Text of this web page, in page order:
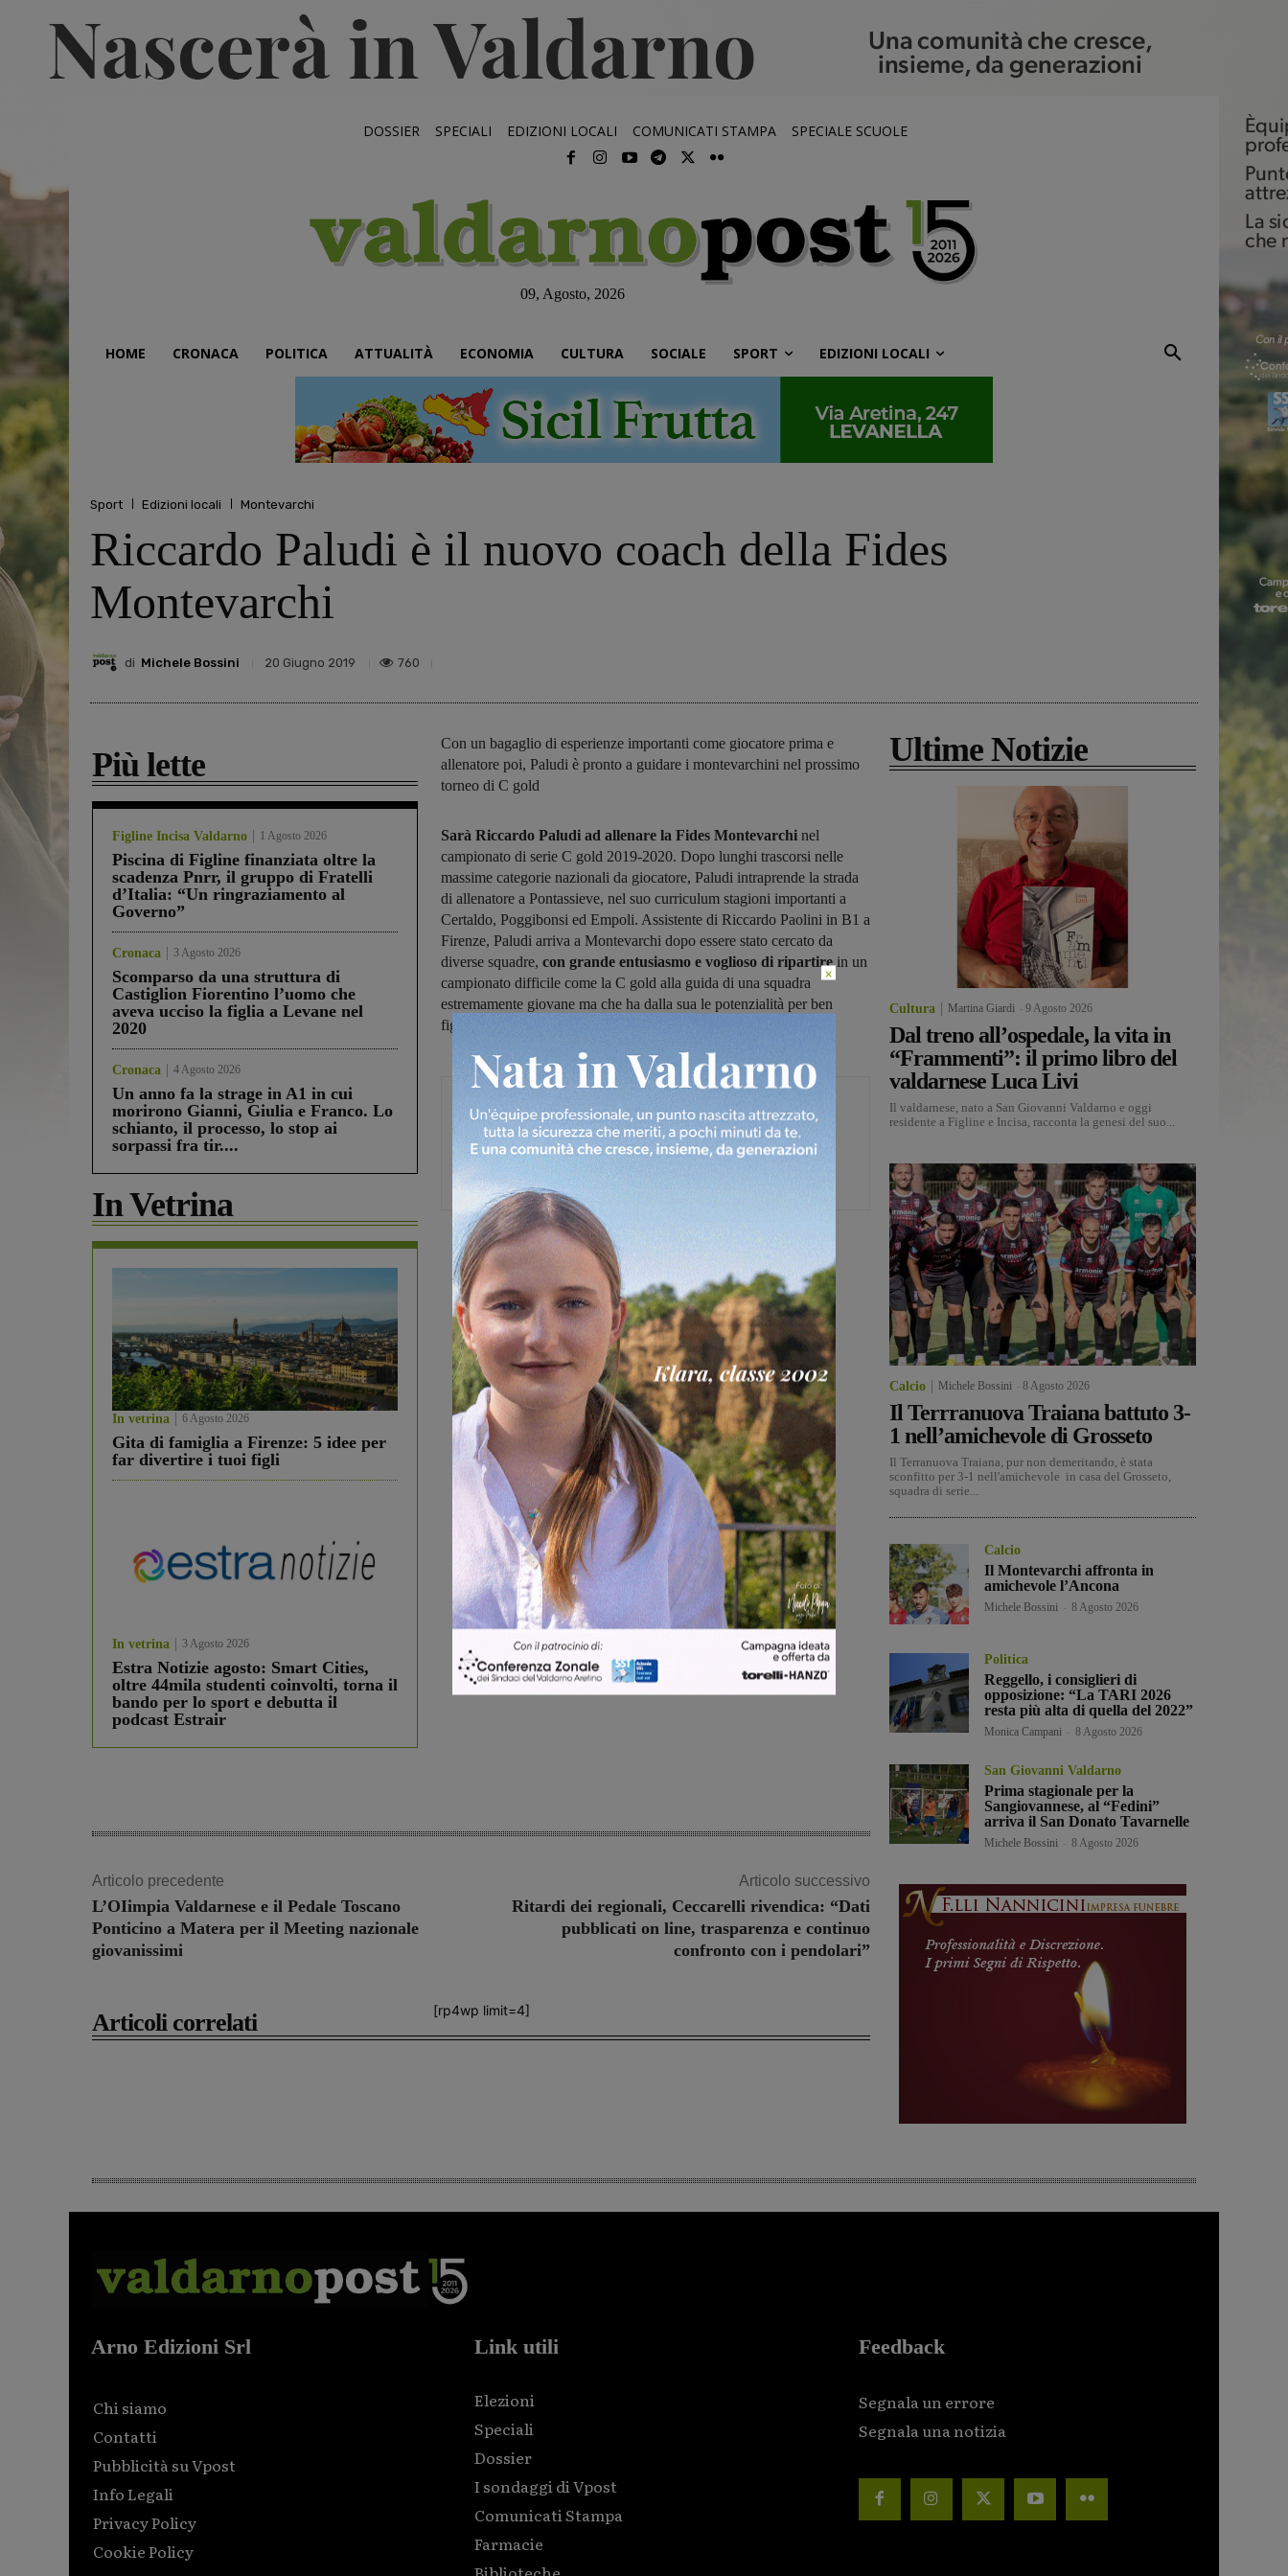
DOSSIER SPECIALI EDIZIONI LOCALI COMUNICATI STAMPA SPECIALE SCUOLE
09, Agosto, 2026
HOME CRONACA POLITICA ATTUALITÀ ECONOMIA CULTURA SOCIALE SPORT EDIZIONI LOCALI
Sport Edizioni locali Montevarchi
Riccardo Paludi è il nuovo coach della Fides
Montevarchi
di Michele Bossini 20 Giugno 2019 760
Più lette
Figline Incisa Valdarno 1 Agosto 2026
Piscina di Figline finanziata oltre la
scadenza Pnrr, il gruppo di Fratelli
d’Italia: “Un ringraziamento al
Governo”
Cronaca 3 Agosto 2026
Scomparso da una struttura di
Castiglion Fiorentino l’uomo che
aveva ucciso la figlia a Levane nel
2020
Cronaca 4 Agosto 2026
Un anno fa la strage in A1 in cui
morirono Gianni, Giulia e Franco. Lo
schianto, il processo, lo stop ai
sorpassi fra tir....
In Vetrina
In vetrina 6 Agosto 2026
Gita di famiglia a Firenze: 5 idee per
far divertire i tuoi figli
In vetrina 3 Agosto 2026
Estra Notizie agosto: Smart Cities,
oltre 44mila studenti coinvolti, torna il
bando per lo sport e debutta il
podcast Estrair
Con un bagaglio di esperienze importanti come giocatore prima e
allenatore poi, Paludi è pronto a guidare i montevarchini nel prossimo
torneo di C gold
Sarà Riccardo Paludi ad allenare la Fides Montevarchi nel
campionato di serie C gold 2019-2020. Dopo lunghi trascorsi nelle
massime categorie nazionali da giocatore, Paludi intraprende la strada
di allenatore a Pontassieve, nel suo curriculum stagioni importanti a
Certaldo, Poggibonsi ed Empoli. Assistente di Riccardo Paolini in B1 a
Firenze, Paludi arriva a Montevarchi dopo essere stato cercato da
diverse squadre, con grande entusiasmo e voglioso di ripartirein un
campionato difficile come la C gold alla guida di una squadra
estremamente giovane ma che ha dalla sua le potenzialità per ben
figurare.
Michele Bossini
Share
Articolo precedente
L’OIimpia Valdarnese e il Pedale Toscano
Ponticino a Matera per il Meeting nazionale
giovanissimi
Articolo successivo
Ritardi dei regionali, Ceccarelli rivendica: “Dati
pubblicati on line, trasparenza e continuo
confronto con i pendolari”
[rp4wp limit=4]
Articoli correlati
Ultime Notizie
Cultura Martina Giardi 9 Agosto 2026
Dal treno all’ospedale, la vita in
“Frammenti”: il primo libro del
valdarnese Luca Livi
Il valdarnese, nato a San Giovanni Valdarno e oggi
residente a Figline e Incisa, racconta la genesi del suo...
Calcio Michele Bossini 8 Agosto 2026
Il Terrranuova Traiana battuto 3-
1 nell’amichevole di Grosseto
Il Terranuova Traiana, pur non demeritando, è stata
sconfitto per 3-1 nell'amichevole in casa del Grosseto,
squadra di serie...
Calcio
Il Montevarchi affronta in
amichevole l’Ancona
Michele Bossini 8 Agosto 2026
Politica
Reggello, i consiglieri di
opposizione: “La TARI 2026
resta più alta di quella del 2022”
Monica Campani 8 Agosto 2026
San Giovanni Valdarno
Prima stagionale per la
Sangiovannese, al “Fedini”
arriva il San Donato Tavarnelle
Michele Bossini 8 Agosto 2026
Arno Edizioni Srl
Chi siamo
Contatti
Pubblicità su Vpost
Info Legali
Privacy Policy
Cookie Policy
Link utili
Elezioni
Speciali
Dossier
I sondaggi di Vpost
Comunicati Stampa
Farmacie
Feedback
Segnala un errore
Segnala una notizia
×